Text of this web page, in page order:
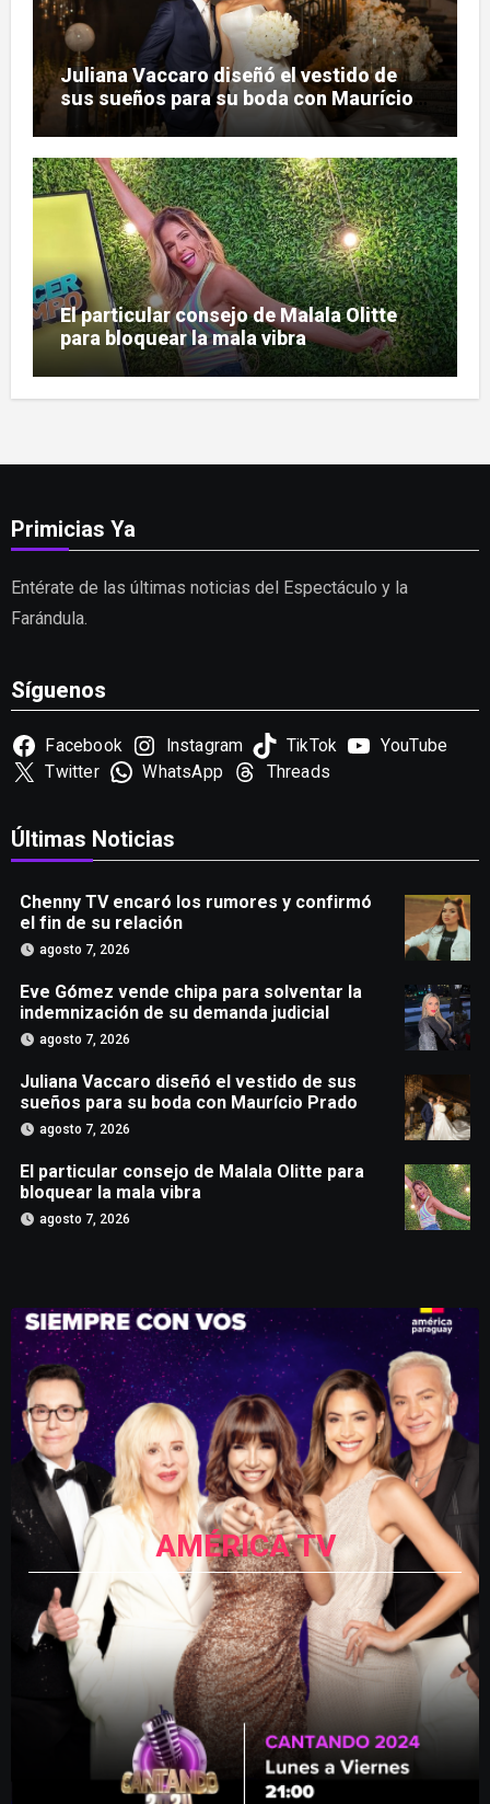
Juliana Vaccaro diseñó el vestido de
sus sueños para su boda con Maurício
Prado
El particular consejo de Malala Olitte
para bloquear la mala vibra
Primicias Ya
Entérate de las últimas noticias del Espectáculo y la
Farándula.
Síguenos
Facebook Instagram TikTok
YouTube
Twitter
WhatsApp Threads
Últimas Noticias
Chenny TV encaró los rumores y confirmó
el fin de su relación
agosto 7, 2026
Eve Gómez vende chipa para solventar la
indemnización de su demanda judicial
agosto 7, 2026
Juliana Vaccaro diseñó el vestido de sus
sueños para su boda con Maurício Prado
agosto 7, 2026
El particular consejo de Malala Olitte para
bloquear la mala vibra
agosto 7, 2026
AMÉRICA TV